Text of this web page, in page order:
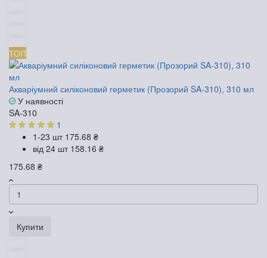
ТОП
Акваріумний силіконовий герметик (Прозорий SA-310), 310 мл
У наявності
SA-310
1
1-23 шт 175.68 ₴
від 24 шт 158.16 ₴
175.68 ₴
Купити